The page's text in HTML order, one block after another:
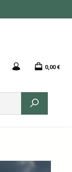
0,00 €